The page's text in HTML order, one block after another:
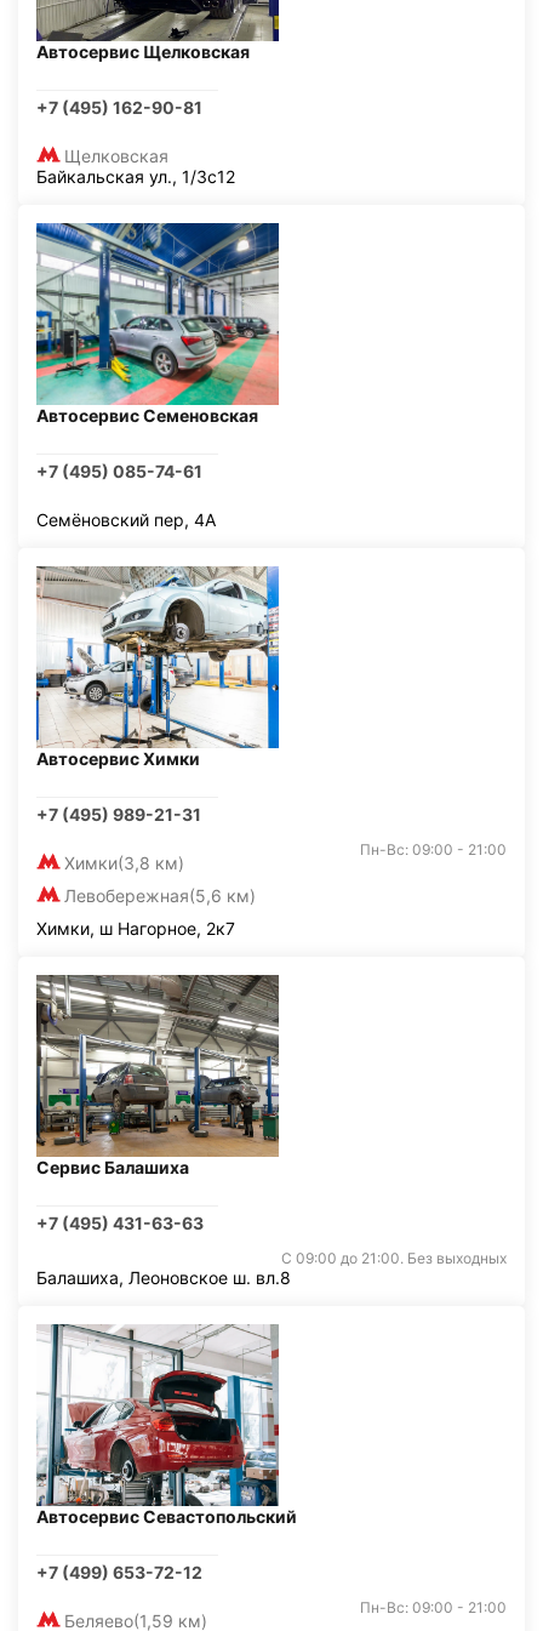
Автосервис Щелковская
+7 (495) 162-90-81
Щелковская
Байкальская ул., 1/3с12
Автосервис Семеновская
+7 (495) 085-74-61
Семёновский пер, 4А
Автосервис Химки
+7 (495) 989-21-31
Химки(3,8 км)
Левобережная(5,6 км)
Пн-Вс: 09:00 - 21:00
Химки, ш Нагорное, 2к7
Сервис Балашиха
+7 (495) 431-63-63
С 09:00 до 21:00. Без выходных
Балашиха, Леоновское ш. вл.8
Автосервис Севастопольский
+7 (499) 653-72-12
Беляево(1,59 км)
Пн-Вс: 09:00 - 21:00